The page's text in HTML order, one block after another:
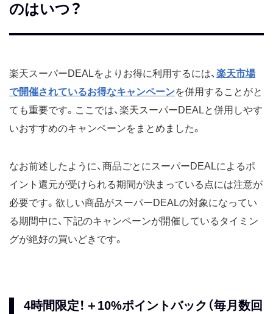
のはいつ？
楽天スーパーDEALをよりお得に利用するには、 楽天市場
で開催されているお得なキャンペーンを併用することがと
ても重要です。ここでは、楽天スーパーDEALと併用しやす
いおすすめのキャンペーンをまとめました。
なお前述したように、商品ごとにスーパーDEALによるポ
イント還元が受けられる期間が決まっている点には注意が
必要です。欲しい商品がスーパーDEALの対象になってい
る期間中に、下記のキャンペーンが開催しているタイミン
グが絶好の買いどきです。
4時間限定！＋10%ポイントバック（毎月数回